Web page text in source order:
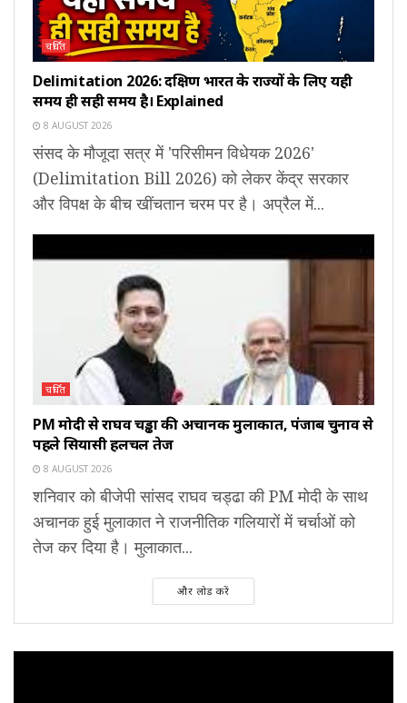
चर्चित
Delimitation 2026: दक्षिण भारत के राज्यों के लिए यही
समय ही सही समय है। Explained
8 AUGUST 2026
संसद के मौजूदा सत्र में 'परिसीमन विधेयक 2026'
(Delimitation Bill 2026) को लेकर केंद्र सरकार
और विपक्ष के बीच खींचतान चरम पर है। अप्रैल में...
चर्चित
PM मोदी से राघव चड्ढा की अचानक मुलाकात, पंजाब चुनाव से
पहले सियासी हलचल तेज
8 AUGUST 2026
शनिवार को बीजेपी सांसद राघव चड्ढा की PM मोदी के साथ
अचानक हुई मुलाकात ने राजनीतिक गलियारों में चर्चाओं को
तेज कर दिया है। मुलाकात...
और लोड करें